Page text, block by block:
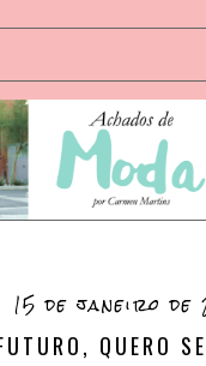
15 de janeiro de
QUERO